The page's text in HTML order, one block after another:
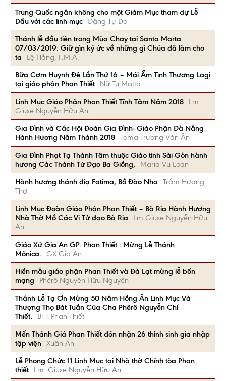
Trung Quốc ngăn không cho một Giám Mục tham dự Lễ
Dầu với các linh mục Đặng Tự Do
Thánh lễ đầu tiên trong Mùa Chay tại Santa Marta
07/03/2019: Giữ gìn ký ức về những gì Chúa đã làm cho
ta
Lệ Hằng, F.M.A.
Bữa Cơm Huynh Đệ Lần Thứ 16 – Mái Ấm Tình Thương Lagi
tại giáo phận Phan Thiết
Nữ Tu Matta
Linh Mục Giáo Phận Phan Thiết Tĩnh Tâm Năm 2018
Lm
Giuse Nguyễn Hữu An
Gia Đình và Các Hội Đoàn Gia Đình- Giáo Phận Đà Nẵng
Hành Hương Năm Thánh 2018 Toma Trương Văn Ân
Gia Đình Phạt Tạ Thánh Tâm thuộc Giáo tỉnh Sài Gòn hành
hương Các Thánh Tử Đạo Ba Giồng,
Maria Vũ Loan
Hành hương thánh điạ Fatima, Bồ Đào Nha
Trầm Hương
Thơ
Linh Mục Đoàn Giáo Phận Phan Thiết – Bà Rịa Hành Hương
Nhà Thờ Mồ Các Vị Tử đạo Bà Rịa
Lm Giuse Nguyễn Hữu
An
Giáo Xứ Gia An GP. Phan Thiết : Mừng Lễ Thánh
Mônica.
GX Gia An
Hiền mẫu giáo phận Phan Thiết và Đà Lạt mừng lễ bổn
mạng
Phêrô Nguyễn Hữu Nguyên
Thánh Lễ Tạ Ơn Mừng 50 Năm Hồng Ân Linh Mục Và
Thượng Thọ Bát Tuần Của Cha Phêrô Nguyễn Chí
Thiết.
BTT Phan Thiết
Mến Thánh Giá Phan Thiết đón nhận 26 thỉnh sinh gia nhập
tập viện Xuân An
Lễ Phong Chức 11 Linh Mục tại Nhà thờ Chính tòa Phan
thiết
Lm. Giuse Nguyễn Hữu An